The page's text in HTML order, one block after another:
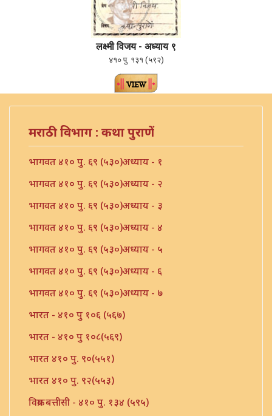
लक्ष्मी विजय - अध्याय ९
४१० पु. १३१ (५९२)
मराठी विभाग : कथा पुराणें
भागवत ४१० पु. ६९ (५३०)अध्याय - १
भागवत ४१० पु. ६९ (५३०)अध्याय - २
भागवत ४१० पु. ६९ (५३०)अध्याय - ३
भागवत ४१० पु. ६९ (५३०)अध्याय - ४
भागवत ४१० पु. ६९ (५३०)अध्याय - ५
भागवत ४१० पु. ६९ (५३०)अध्याय - ६
भागवत ४१० पु. ६९ (५३०)अध्याय - ७
भारत - ४१० पु १०६ (५६७)
भारत - ४१० पु १०८(५६९)
भारत ४१० पु. ९०(५५१)
भारत ४१० पु. ९२(५५३)
विक्रम बत्तीसी - ४१० पु. १३४ (५९५)